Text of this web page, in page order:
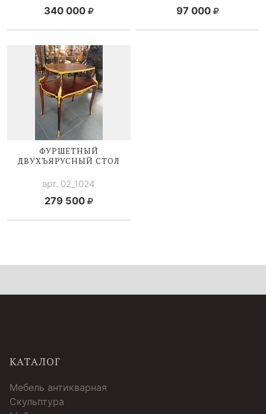
340 000 97 000
ФУРШЕТНЫЙ
ДВУХЪЯРУСНЫЙ СТОЛ
арт. 02_1024
279 500
КАТАЛОГ
Мебель антикварная
Скульптура